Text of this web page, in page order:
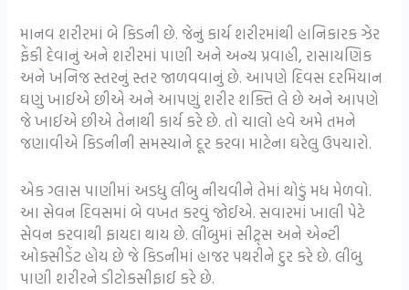
માનવ શરીરમાં બે કિડની છે. જેનું કાર્ય શરીરમાંથી હાનિકારક ઝેર
ફેંકી દેવાનું અને શરીરમાં પાણી અને અન્ય પ્રવાહી, રાસાયણિક
અને ખનિજ સ્તરનું સ્તર જાળવવાનું છે. આપણે દિવસ દરમિયાન
ઘણું ખાઈએ છીએ અને આપણું શરીર શક્તિ લે છે અને આપણે
જે ખાઈએ છીએ તેનાથી કાર્ય કરે છે. તો ચાલો હવે અમે તમને
જણાવીએ કિડનીની સમસ્યાને દૂર કરવા માટેના ઘરેલુ ઉપચારો.
એક ગ્લાસ પાણીમાં અડધુ લીંબુ નીચવીને તેમાં થોડું મધ મેળવો.
આ સેવન દિવસમાં બે વખત કરવું જોઈએ. સવારમાં ખાલી પેટે
સેવન કરવાથી ફાયદા થાય છે. લીંબુમાં સીટ્ર્સ અને એન્ટી
ઓક્સીડેંટ હોય છે જે કિડનીમાં હાજર પથરીને દુર કરે છે. લીંબુ
પાણી શરીરને ડીટોકસીફાઈ કરે છે.